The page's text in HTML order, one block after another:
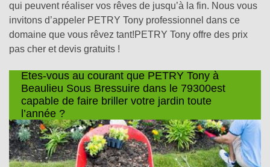
qui peuvent réaliser vos rêves de jusqu’à la fin. Nous vous
invitons d’appeler PETRY Tony professionnel dans ce
domaine que vous rêvez tant!PETRY Tony offre des prix
pas cher et devis gratuits !
Etes-vous au courant que PETRY Tony à
Beaulieu Sous Bressuire dans le 79300est
capable de faire briller votre jardin toute
l’année ?